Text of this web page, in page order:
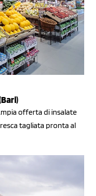
offerta di insalate
tagliata pronta al